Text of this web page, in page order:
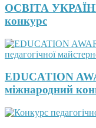
ОСВІТА УКРАЇНИ
конкурс
EDUCATION
міжнародний